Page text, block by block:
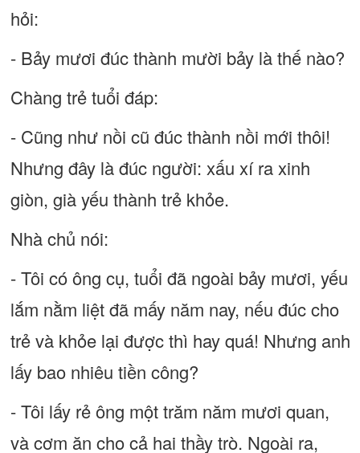
hỏi:
- Bảy mươi đúc thành mười bảy là thế nào?
Chàng trẻ tuổi đáp:
- Cũng như nồi cũ đúc thành nồi mới thôi!
Nhưng đây là đúc người: xấu xí ra xinh
giòn, già yếu thành trẻ khỏe.
Nhà chủ nói:
- Tôi có ông cụ, tuổi đã ngoài bảy mươi, yếu
lắm nằm liệt đã mấy năm nay, nếu đúc cho
trẻ và khỏe lại được thì hay quá! Nhưng anh
lấy bao nhiêu tiền công?
- Tôi lấy rẻ ông một trăm năm mươi quan,
và cơm ăn cho cả hai thầy trò. Ngoài ra,